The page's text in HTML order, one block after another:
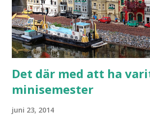
Det där med att ha
minisemester
juni 23, 2014